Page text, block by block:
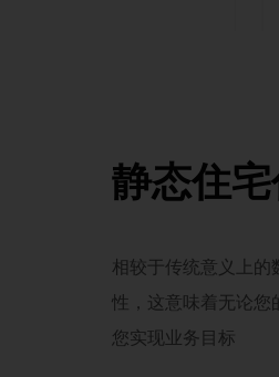
静态住
相较于传统意义上
性，这意味着无论您
您实现业务目标